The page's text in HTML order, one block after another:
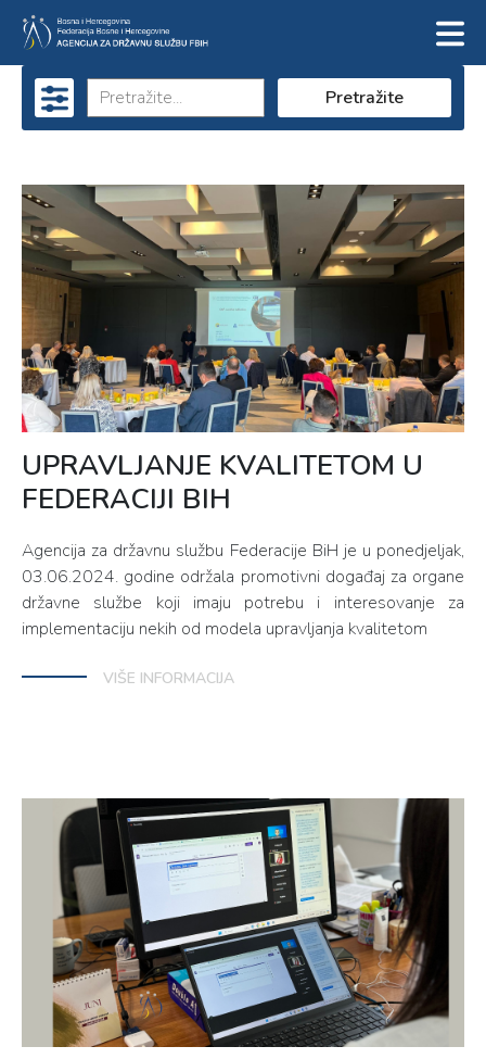
Pretražite
UPRAVLJANJE KVALITETOM U
FEDERACIJI BIH
Agencija za državnu službu Federacije BiH je u ponedjeljak,
03.06.2024. godine održala promotivni događaj za organe
državne službe koji imaju potrebu i interesovanje za
implementaciju nekih od modela upravljanja kvalitetom
VIŠE INFORMACIJA